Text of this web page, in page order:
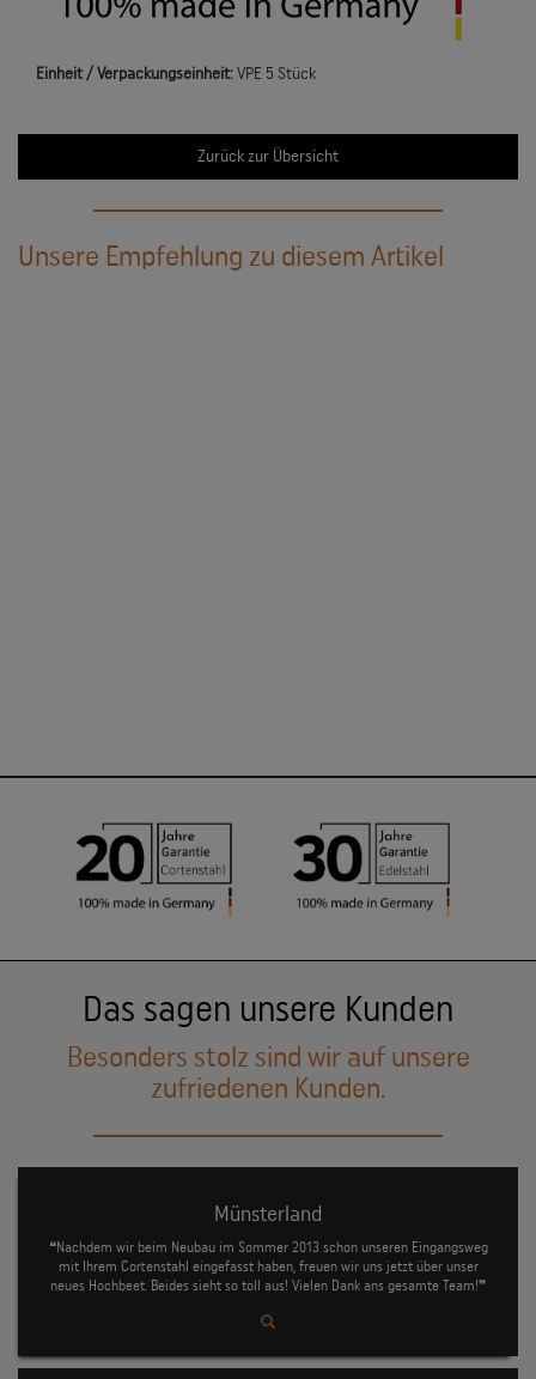
Einheit / Verpackungseinheit: VPE 5 Stück
Zurück zur Übersicht
Unsere Empfehlung zu diesem Artikel
Das sagen unsere Kunden
Besonders stolz sind wir auf unsere
zufriedenen Kunden.
Münsterland
❝Nachdem wir beim Neubau im Sommer 2013 schon unseren Eingangsweg
mit Ihrem Cortenstahl eingefasst haben, freuen wir uns jetzt über unser
neues Hochbeet. Beides sieht so toll aus! Vielen Dank ans gesamte Team!❞